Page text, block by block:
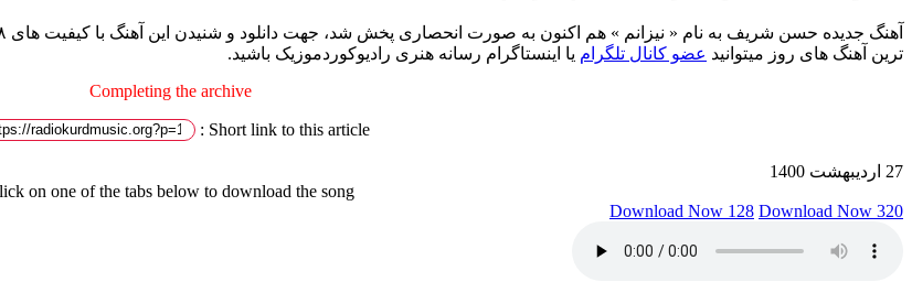
ترین آهنگ های روز میتوانید عضو کانال تلگرام یا اینستاگرام رسانه هنری رادیوکوردموزیک باشید.
Completing the archive
Short link to this article :
27 اردیبهشت 1400
on one of the tabs below to download the song
Download Now 128 Download Now 320